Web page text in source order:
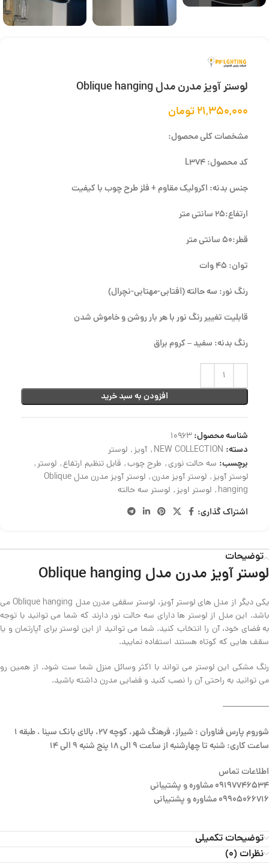
لوستر آویز مدرن مدل Oblique hanging
۲۱,۳۵۰,۰۰۰تومان
مشخصات کلی محصول:
کد محصول: L374
جنس بدنه: اکرولیک مقاوم + فلز طرح چوب با کیفیت
ارتفاع:25 سانتی متر
قطر:50 سانتی متر
توان: 45 وات
رنگ نور: سه حالته (آفتابی-مهتابی-نچرال)
قابلیت تغییر رنگ نور با هر بار روشن و خاموش شدن
رنگ بدنه: سفید – کروم براق
افزودن به سبد خرید
شناسه محصول:10963
دسته: NEW COLLECTION
, آویز, لوستر
برچسب: سه حالت نوری, طرح چوب, قابل تنظیم ارتفاع, لوستر,
لوستر آویز, لوستر آویز مدرن,
لوستر آویز مدرن مدل Oblique
hanging
, لوستر اویز, لوستر سه حالته
اشتراک گذاری:
توضیحات
لوستر آویز مدرن مدل Oblique hanging
یکی دیگر از مدل های لوستر آویز، لوستر سقفی مدرن مدل Oblique hanging می
باشد. این مدل از لوستر ها دارای سه حالت نور دارند که شما می توانید با توجه
به فضای خود، آن را انتخاب کنید. شما می توانید از این لوستر برای آپارتمان و یا
سقف هایی که کوتاه هستند استفاده نمایید.
رنگ مشکی این لوستر می تواند با اکثر وسائل منزل شما ست شود. از همین رو
می توانید به راحتی آن را نصب کنید و فضایی مدرن داشته باشید.
—————–
شوروم پارس فناوران : شیراز، فرهنگ شهر، کوچه 27، بالای بانک سینا ، طبقه 1
ساعت کاری: شنبه تا چهارشنبه از ساعت 9 الی 18 پنج شنبه 9 الی 14
اطلاعات تماس
09197746534 مشاوره و پشتیبانی
09905066716 مشاوره و پشتیبانی
توضیحات تکمیلی
نظرات (0)